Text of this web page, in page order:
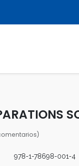
978-1-78698-001-4